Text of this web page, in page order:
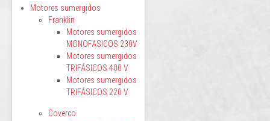
Motores sumergidos
Franklin
Motores sumergidos
MONOFASICOS 230V
Motores sumergidos
TRIFÁSICOS 400 V
Motores sumergidos
TRIFÁSICOS 220 V
Coverco